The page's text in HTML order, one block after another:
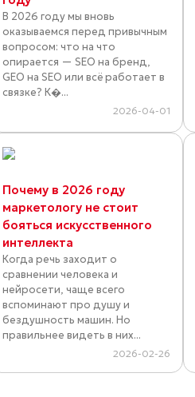
В 2026 году мы вновь
оказываемся перед привычным
вопросом: что на что
опирается — SEO на бренд,
GEO на SEO или всё работает в
связке? К�...
2026-04-01
Почему в 2026 году
маркетологу не стоит
бояться искусственного
интеллекта
Когда речь заходит о
сравнении человека и
нейросети, чаще всего
вспоминают про душу и
бездушность машин. Но
правильнее видеть в них...
2026-02-26